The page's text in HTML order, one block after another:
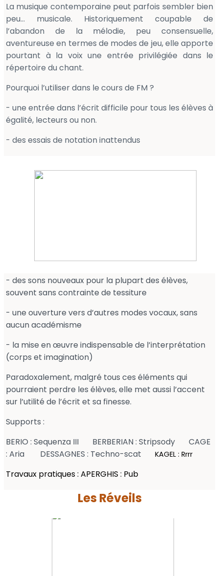
La musique contemporaine peut parfois sembler bien
peu… musicale. Historiquement coupable de
l’abandon de la mélodie, peu consensuelle,
aventureuse en termes de modes de jeu, elle apporte
pourtant à la voix une entrée privilégiée dans le
répertoire du chant.
Pourquoi l’utiliser dans le cours de FM ?
- une entrée dans l’écrit difficile pour tous les élèves à
égalité, lecteurs ou non.
- des essais de notation inattendus
- des sons nouveaux pour la plupart des élèves,
souvent sans contrainte de tessiture
- une ouverture vers d’autres modes vocaux, sans
aucun académisme
- la mise en œuvre indispensable de l’interprétation
(corps et imagination)
Paradoxalement, malgré tous ces éléments qui
pourraient perdre les élèves, elle met aussi l’accent
sur l’utilité de l’écrit et sa finesse.
Supports :
BERIO : Sequenza III BERBERIAN : Stripsody CAGE
: Aria DESSAGNES : Techno-scat KAGEL : Rrrr
Travaux pratiques : APERGHIS : Pub
Les Réveils